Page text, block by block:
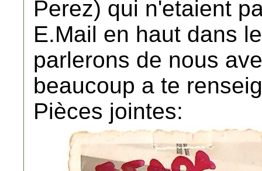
Perez) qui n'etaient
E.Mail en haut dans
parlerons de nous
beaucoup a te
Pièces jointes: